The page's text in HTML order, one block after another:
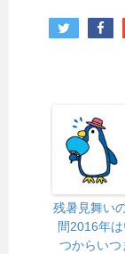
残暑見舞い
間2016年
つからいつ